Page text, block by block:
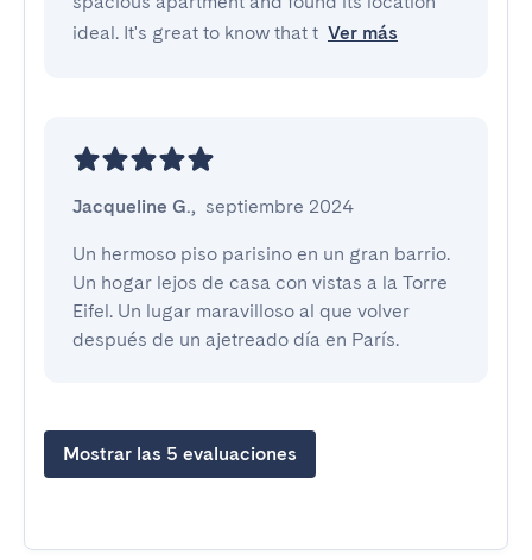
ideal. It's great to know that t Ver más
Jacqueline G., septiembre 2024
Un hermoso piso parisino en un gran barrio.
Un hogar lejos de casa con vistas a la Torre
Eifel. Un lugar maravilloso al que volver
después de un ajetreado día en París.
Mostrar las 5 evaluaciones